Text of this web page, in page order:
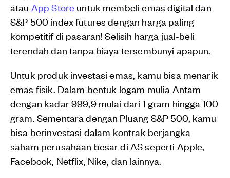
atau App Store untuk membeli emas digital dan
S&P 500 index futures dengan harga paling
kompetitif di pasaran! Selisih harga jual-beli
terendah dan tanpa biaya tersembunyi apapun.
Untuk produk investasi emas, kamu bisa menarik
emas fisik. Dalam bentuk logam mulia Antam
dengan kadar 999,9 mulai dari 1 gram hingga 100
gram. Sementara dengan Pluang S&P 500, kamu
bisa berinvestasi dalam kontrak berjangka
saham perusahaan besar di AS seperti Apple,
Facebook, Netflix, Nike, dan lainnya.